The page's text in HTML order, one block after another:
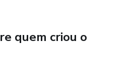
quem criou o